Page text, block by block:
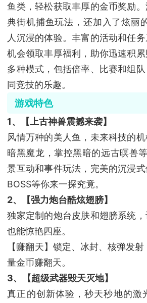
鱼类，轻松获取丰厚的金币奖励
典街机捕鱼玩法，还加入了炫丽
人沉浸的体验。丰富的活动和任
机会领取丰厚福利，助你迅速积
多种模式，包括倍率、比赛和组
同竞技的乐趣。
游戏特色
1、【上古神兽震撼来袭】
风情万种的美人鱼，未来科技的
暗黑魔龙，掌控黑暗的远古暝兽
景互动和事件玩法，完美的沉浸
BOSS等你来一探究竟。
2、【强力炮台酷炫翅膀】
独家定制的炮台皮肤和翅膀系统
也能惊艳四座。
【赚翻天】锁定、冰封、核弹发
量金币赚翻天。
3、【超级武器毁天灭地】
真正的创新体验，秒天秒地的激